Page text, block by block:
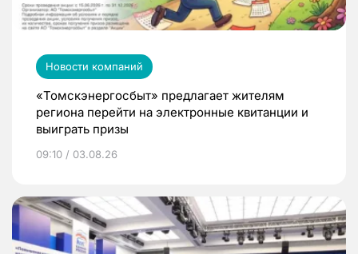
Новости компаний
«Томскэнергосбыт» предлагает жителям
региона перейти на электронные квитанции и
выиграть призы
09:10 / 03.08.26